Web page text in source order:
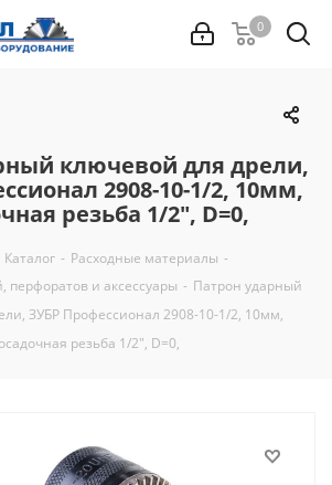
0
ключевой для дрели,
2908-10-1/2, 10мм,
резьба 1/2", D=0,
Каталог - Расходные материалы -
перфоратов и аксессуары - Патрон ударный
ЗУБР Профессионал 2908-10-1/2, 10мм,
резьба 1/2", D=0,